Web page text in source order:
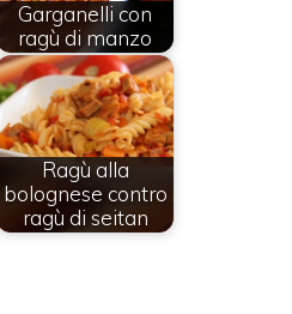
Garganelli con
ragù di manzo
Ragù alla
bolognese contro
ragù di seitan